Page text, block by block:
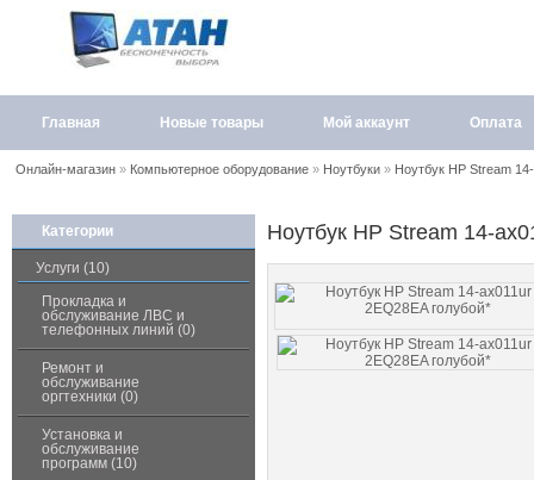
Главная Новые товары Мой аккаунт Оплата
Онлайн-магазин» Компьютерное оборудование» Ноутбуки» Ноутбук HP Stream
Категории
Услуги (10)
Прокладка и
обслуживание ЛВС и
телефонных линий (0)
Ремонт и
обслуживание
оргтехники (0)
Установка и
обслуживание
программ (10)
Ноутбук HP Stream 14-